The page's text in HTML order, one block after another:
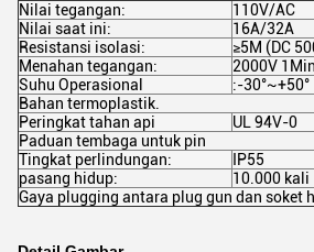
Nilai tegangan:
110V/AC
Nilai saat ini:
16A/32A
Resistansi isolasi:
≥5M (DC
Menahan tegangan:
2000V
Suhu Operasional
:-30°~+50°
Bahan termoplastik.
Peringkat tahan api
UL 94V-0
Paduan tembaga untuk pin
Tingkat perlindungan:
IP55
pasang hidup:
10.000 kali
Gaya plugging antara plug gun dan soket